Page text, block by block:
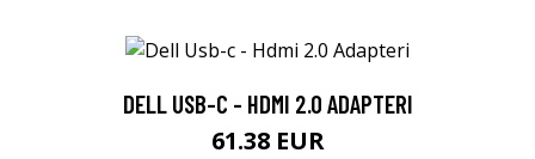
DELL USB-C - HDMI 2.0 ADAPTERI
61.38 EUR